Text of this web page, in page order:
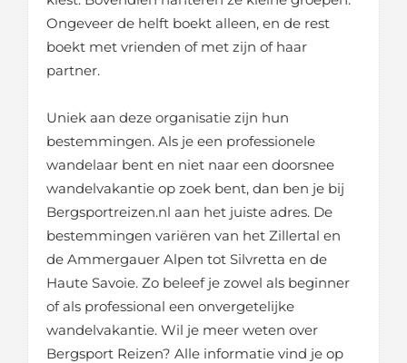
Ongeveer de helft boekt alleen, en de rest
boekt met vrienden of met zijn of haar
partner.
Uniek aan deze organisatie zijn hun
bestemmingen. Als je een professionele
wandelaar bent en niet naar een doorsnee
wandelvakantie op zoek bent, dan ben je bij
Bergsportreizen.nl aan het juiste adres. De
bestemmingen variëren van het Zillertal en
de Ammergauer Alpen tot Silvretta en de
Haute Savoie. Zo beleef je zowel als beginner
of als professional een onvergetelijke
wandelvakantie. Wil je meer weten over
Bergsport Reizen? Alle informatie vind je op